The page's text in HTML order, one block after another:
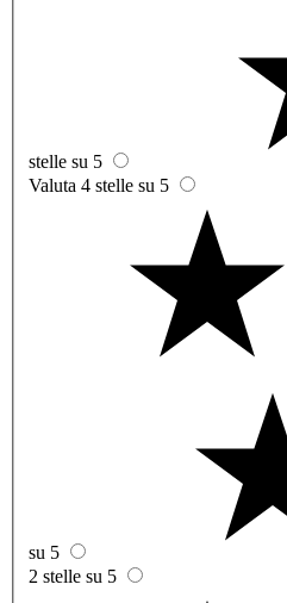
stelle su 5
Valuta 4 stelle su 5
su 5
2 stelle su 5